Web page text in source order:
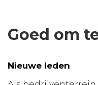
Goed om
Nieuwe leden